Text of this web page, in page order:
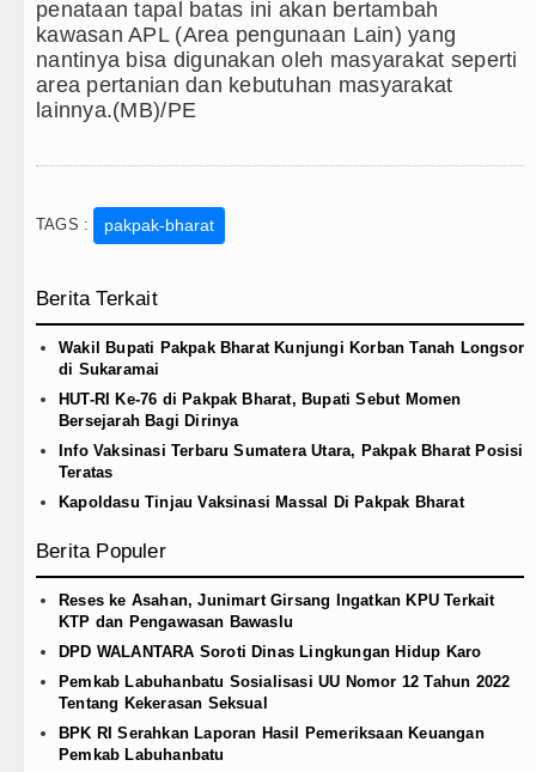
penataan tapal batas ini akan bertambah
kawasan APL (Area pengunaan Lain) yang
nantinya bisa digunakan oleh masyarakat seperti
area pertanian dan kebutuhan masyarakat
lainnya.(MB)/PE
TAGS : pakpak-bharat
Berita Terkait
Wakil Bupati Pakpak Bharat Kunjungi Korban Tanah Longsor
di Sukaramai
HUT-RI Ke-76 di Pakpak Bharat, Bupati Sebut Momen
Bersejarah Bagi Dirinya
Info Vaksinasi Terbaru Sumatera Utara, Pakpak Bharat Posisi
Teratas
Kapoldasu Tinjau Vaksinasi Massal Di Pakpak Bharat
Berita Populer
Reses ke Asahan, Junimart Girsang Ingatkan KPU Terkait
KTP dan Pengawasan Bawaslu
DPD WALANTARA Soroti Dinas Lingkungan Hidup Karo
Pemkab Labuhanbatu Sosialisasi UU Nomor 12 Tahun 2022
Tentang Kekerasan Seksual
BPK RI Serahkan Laporan Hasil Pemeriksaan Keuangan
Pemkab Labuhanbatu